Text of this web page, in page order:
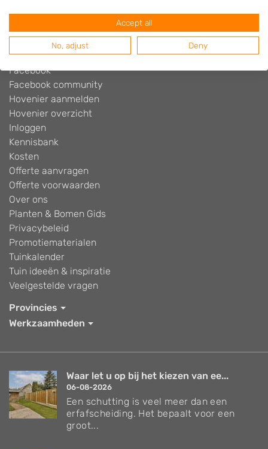
Blog
Cookiebeleid
Disclaimer
Facebook
Facebook community
Hovenier aanmelden
Hovenier overzicht
Inloggen
Kennisbank
Kosten
Offerte aanvragen
Offerte voorwaarden
Over ons
Planten & Bomen Gids
Privacybeleid
Promotiematerialen
Tuinkalender
Tuin ideeën & inspiratie
Veelgestelde vragen
Provincies
Werkzaamheden
Waar let u op bij het kiezen van ee...
06-08-2026
Een schutting is veel meer dan een
erfafscheiding. Het bepaalt voor een
groot...
Accept all
No, adjust Deny